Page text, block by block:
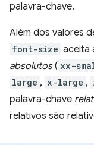
palavra-chave.
Além dos valores
font-size aceita
absolutos( xx-
large , x-large ,
palavra-chave
relativos são